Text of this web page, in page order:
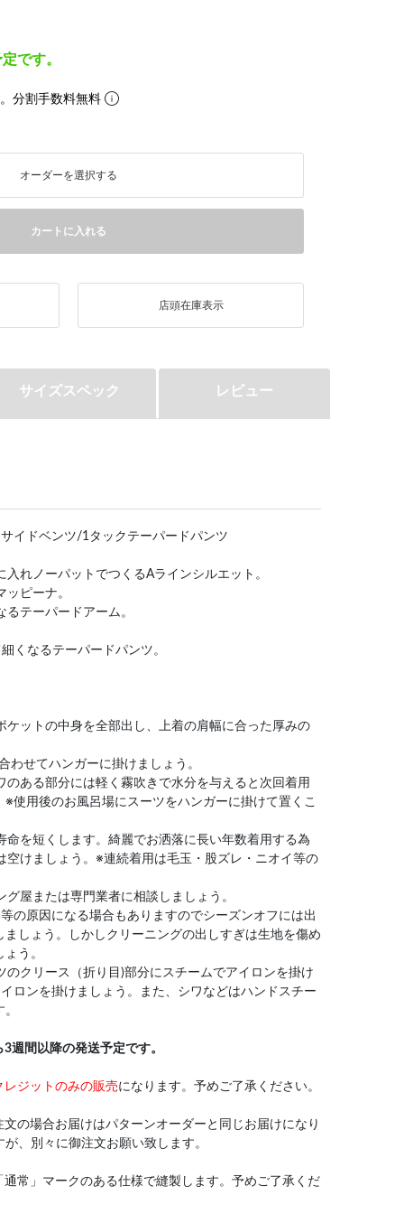
です。
分割手数料無料
オーダーを選択する
カートに入れる
店頭在庫表示
サイズスペック レビュー
イドベンツ/1タックテーパードパンツ
れノーパットでつくるAラインシルエット。
ピーナ。
テーパードアーム。
くなるテーパードパンツ。
ケットの中身を全部出し、上着の肩幅に合った厚みの
わせてハンガーに掛けましょう。
のある部分には軽く霧吹きで水分を与えると次回着用
使用後のお風呂場にスーツをハンガーに掛けて置くこ
命を短くします。綺麗でお洒落に長い年数着用する為
空けましょう。※連続着用は毛玉・股ズレ・ニオイ等の
屋または専門業者に相談しましょう。
の原因になる場合もありますのでシーズンオフには出
しょう。しかしクリーニングの出しすぎは生地を傷め
う。
のクリース（折り目)部分にスチームでアイロンを掛け
ロンを掛けましょう。また、シワなどはハンドスチー
週間以降の発送予定です。
レジットのみの販売になります。予めご了承ください。
の場合お届けはパターンオーダーと同じお届けになり
、別々に御注文お願い致します。
常」マークのある仕様で縫製します。予めご了承くだ